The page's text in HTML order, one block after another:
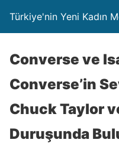
Türkiye'nin Yeni Kadın
Converse ve
Converse’in
Chuck Taylor
Duruşunda